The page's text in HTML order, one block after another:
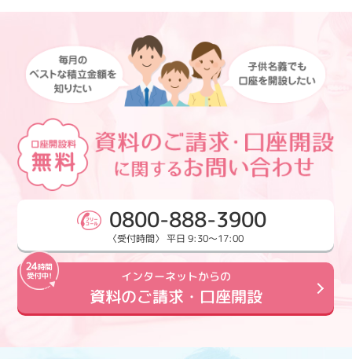
0800-888-3900
〈受付時間〉 平日 9:30～17:00
インターネットからの
資料のご請求・口座開設